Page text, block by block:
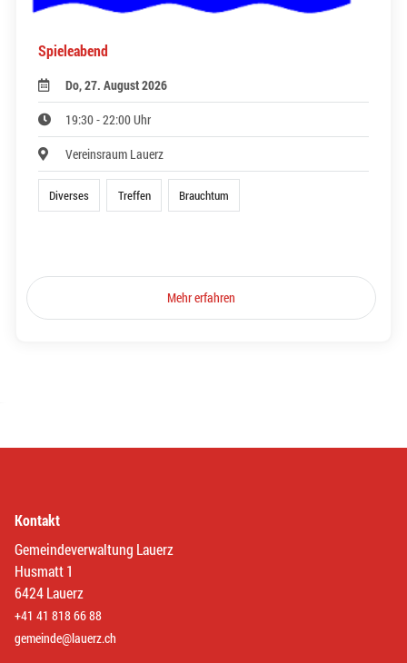
Spieleabend
Do, 27. August 2026
19:30 - 22:00 Uhr
Vereinsraum Lauerz
Diverses Treffen Brauchtum
Mehr erfahren
Kontakt
Gemeindeverwaltung Lauerz
Husmatt 1
6424 Lauerz
+41 41 818 66 88
gemeinde@lauerz.ch